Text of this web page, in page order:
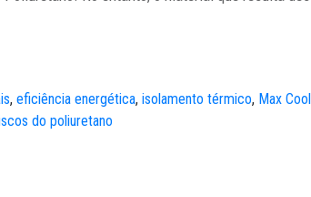
, eficiência energética, isolamento térmico, Max Cool
do poliuretano